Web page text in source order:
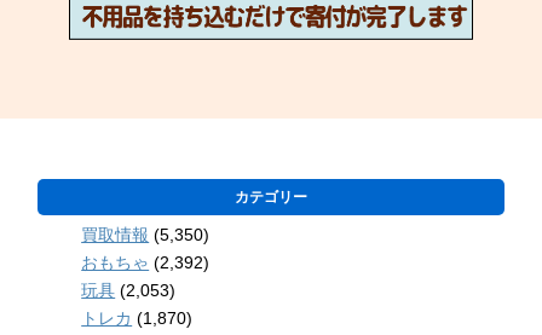
カテゴリー
買取情報 (5,350)
おもちゃ (2,392)
玩具 (2,053)
トレカ (1,870)